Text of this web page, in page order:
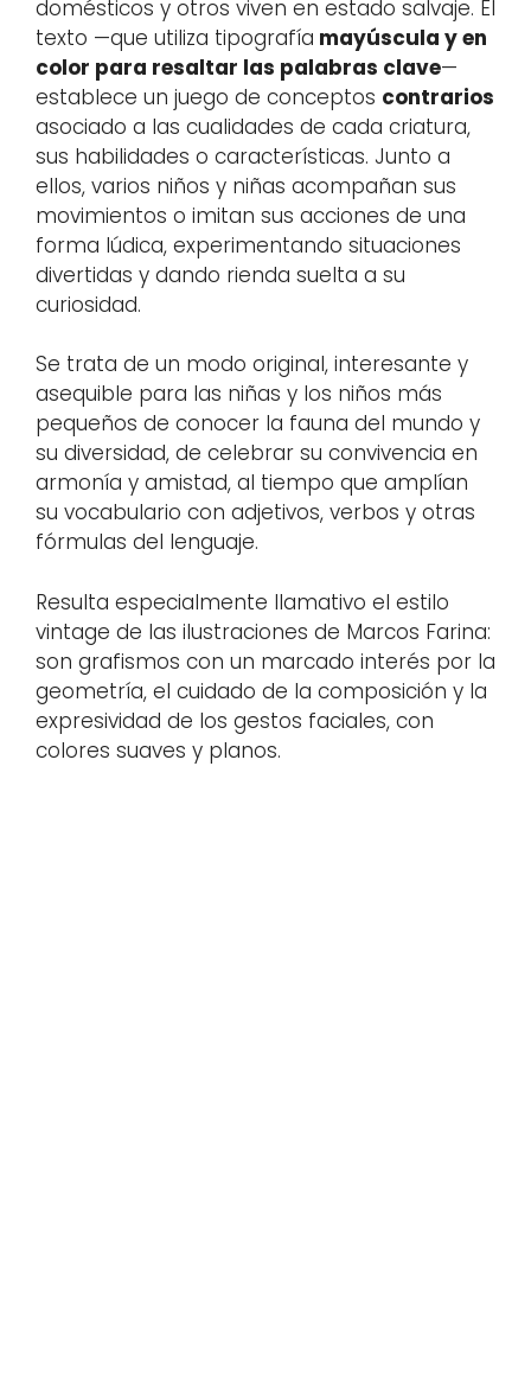
domésticos y otros viven en estado salvaje. El
texto —que utiliza tipografía mayúscula y en
color para resaltar las palabras clave—
establece un juego de conceptos contrarios
asociado a las cualidades de cada criatura,
sus habilidades o características. Junto a
ellos, varios niños y niñas acompañan sus
movimientos o imitan sus acciones de una
forma lúdica, experimentando situaciones
divertidas y dando rienda suelta a su
curiosidad.
Se trata de un modo original, interesante y
asequible para las niñas y los niños más
pequeños de conocer la fauna del mundo y
su diversidad, de celebrar su convivencia en
armonía y amistad, al tiempo que amplían
su vocabulario con adjetivos, verbos y otras
fórmulas del lenguaje.
Resulta especialmente llamativo el estilo
vintage de las ilustraciones de Marcos Farina:
son grafismos con un marcado interés por la
geometría, el cuidado de la composición y la
expresividad de los gestos faciales, con
colores suaves y planos.